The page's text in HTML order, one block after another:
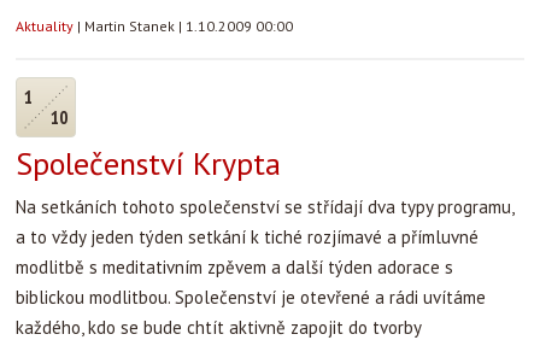
Aktuality | Martin Stanek | 1.10.2009 00:00
1
10
Společenství Krypta
Na setkáních tohoto společenství se střídají dva typy programu,
a to vždy jeden týden setkání k tiché rozjímavé a přímluvné
modlitbě s meditativním zpěvem a další týden adorace s
biblickou modlitbou. Společenství je otevřené a rádi uvítáme
každého, kdo se bude chtít aktivně zapojit do tvorby